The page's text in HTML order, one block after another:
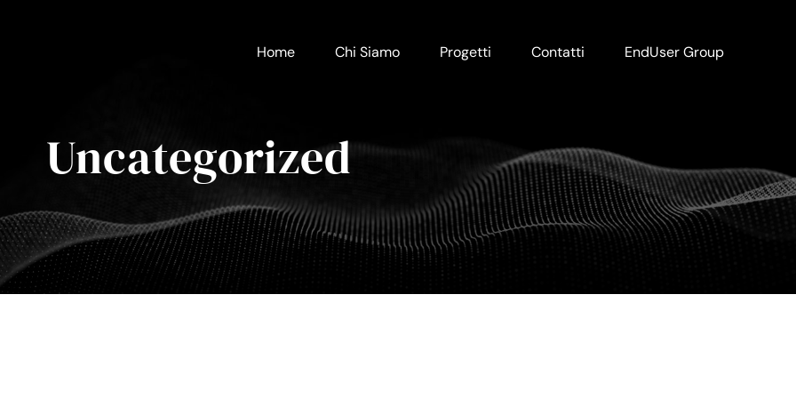
Home Chi Siamo Progetti Contatti EndUser Group
Uncategorized